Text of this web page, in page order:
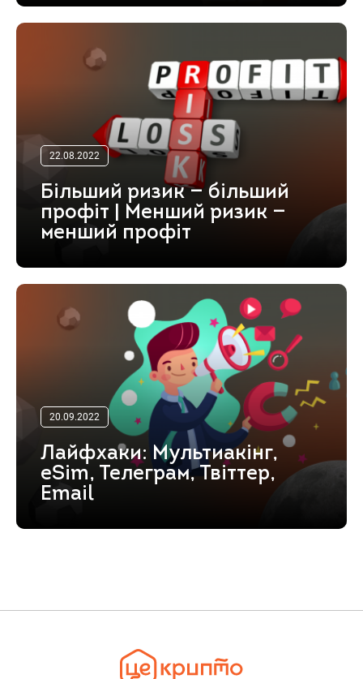
22.08.2022
Більший ризик — більший
профіт | Менший ризик —
менший профіт
20.09.2022
Лайфхаки: Мультиакінг,
eSim, Телеграм, Твіттер,
Email